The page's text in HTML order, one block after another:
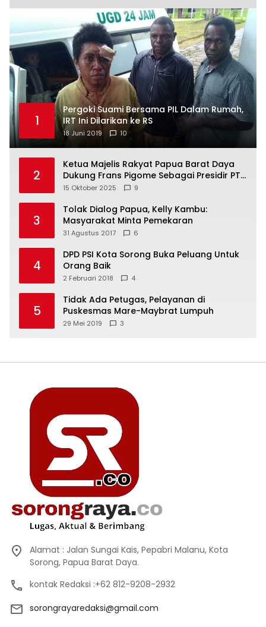
1
Pergoki Suami Bersama PIL Dalam Rumah,
IRT Ini Dilarikan ke RS
18 Juni 2019 10
2
Ketua Majelis Rakyat Papua Barat Daya
Dukung Frans Pigome Sebagai Presidir PT
Freeport Indonesia
15 Oktober 2025 9
3
Tolak Dialog Papua, Kelly Kambu:
Masyarakat Minta Pemekaran
31 Agustus 2017 6
4
DPD PSI Kota Sorong Buka Peluang Untuk
Orang Baik
2 Februari 2018 4
5
Tidak Ada Petugas, Pelayanan di
Puskesmas Mare-Maybrat Lumpuh
29 Mei 2019 3
Alamat : Jalan Sungai Kais, Pepabri Malanu, Kota
Sorong, Papua Barat Daya.
kontak Redaksi :+62 812-9208-2932
sorongrayaredaksi@gmail.com